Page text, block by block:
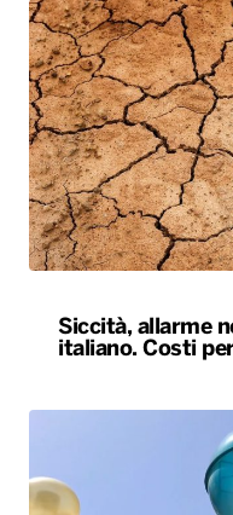
Siccità, allarme
italiano. Costi